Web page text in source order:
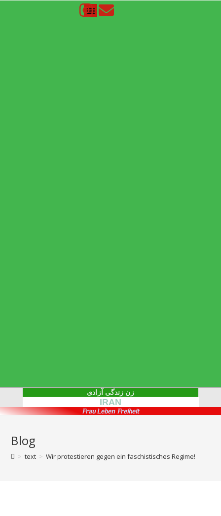
زن زندگی آزادی
IRAN
Frau Leben Freiheit
Blog
> text > Wir protestieren gegen ein faschistisches Regime!